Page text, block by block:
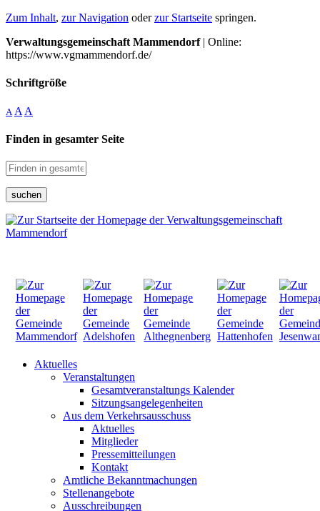
Zum Inhalt, zur Navigation oderzur Startseite springen.
Verwaltungsgemeinschaft Mammendorf| Online:
https://www.vgmammendorf.de/
Schriftgröße
A A A
Finden in gesamter Seite
suchen
Aktuelles
Veranstaltungen
Gesamtveranstaltungs Kalender
Sitzungsangelegenheiten
Aus dem Verkehrsausschuss
Aktuelles
Mitglieder
Pressemitteilungen
Kontakt
Amtliche Bekanntmachungen
Stellenangebote
Ausschreibungen